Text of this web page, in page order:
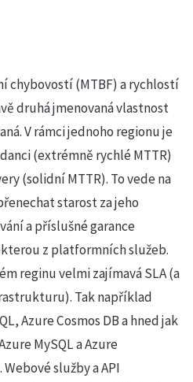
chybovostí (MTBF) a rychlostí
druhá jmenovaná vlastnost
V rámci jednoho regionu je
(extrémně rychlé MTTR)
(solidní MTTR). To vede na
starost za jeho
a příslušné garance
z platformních služeb.
reginu velmi zajímavá SLA (a
Tak například
Azure Cosmos DB a hned jak
MySQL a Azure
služby a API